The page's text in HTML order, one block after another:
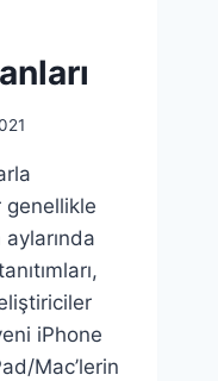
genellikle
iPhone
Mac’lerin